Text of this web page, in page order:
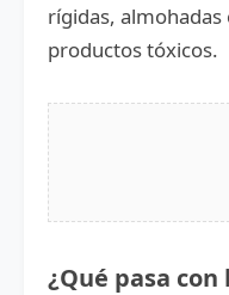
rígidas,
productos tóxicos.
¿Qué pasa